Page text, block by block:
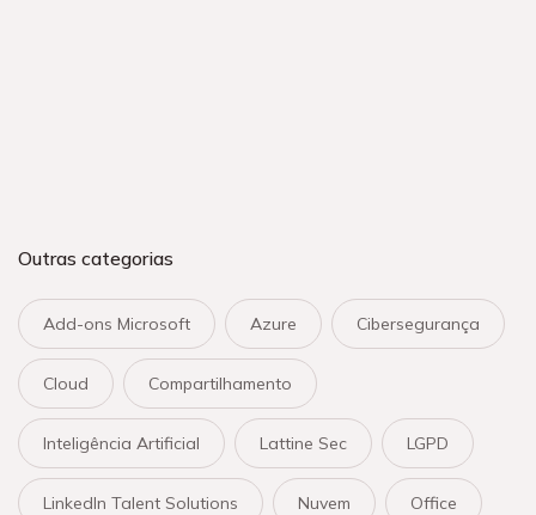
Outras categorias
Add-ons Microsoft Azure Cibersegurança
Cloud Compartilhamento
Inteligência Artificial Lattine Sec LGPD
LinkedIn Talent Solutions Nuvem Office